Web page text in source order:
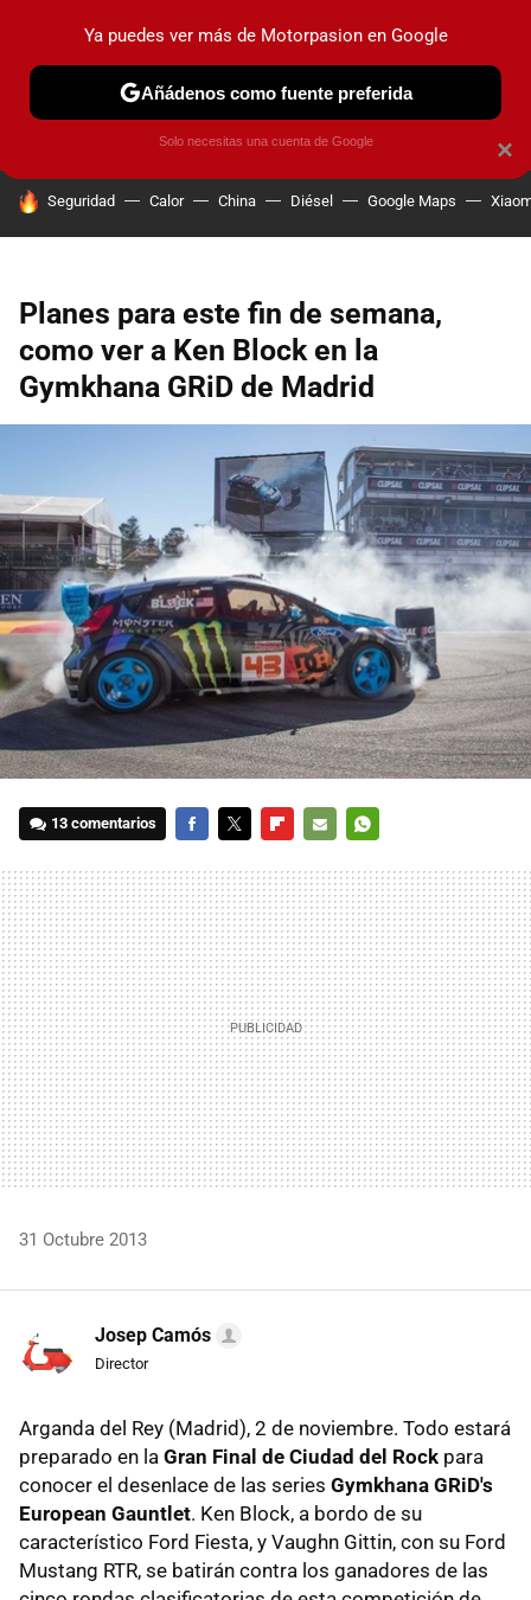
PRUEBAS COCHES ELÉCTRICOS OBSERVATORIO
HOY SE HABLA DE
Seguridad Calor China Diésel Google Maps
Planes para este fin de semana,
como ver a Ken Block en la
Gymkhana GRiD de Madrid
13 comentarios
MAIL
31 Octubre 2013
Josep Camós
Director
Arganda del Rey (Madrid), 2 de noviembre. Todo estará
preparado en la Gran Final de Ciudad del Rock para
conocer el desenlace de las series Gymkhana GRiD's
European Gauntlet. Ken Block, a bordo de su
característico Ford Fiesta, y Vaughn Gittin, con su Ford
Mustang RTR, se batirán contra los ganadores de las
×
Ya puedes ver más de Motorpasion en Google
Añádenos como fuente preferida
Solo necesitas una cuenta de Google